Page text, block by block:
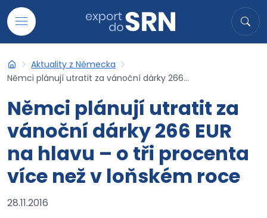
Přejít na obsah
Hledat
Export do SRN
Aktuality z Německa
Němci plánují utratit za vánoční dárky 266...
Němci plánují utratit za
vánoční dárky 266 EUR
na hlavu – o tři procenta
více než v loňském roce
28.11.2016